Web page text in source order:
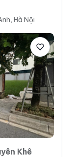
Hà Nội
Khê